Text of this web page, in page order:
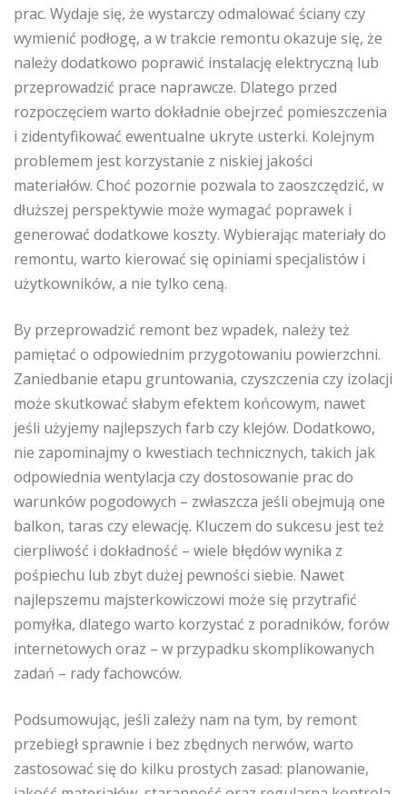
prac. Wydaje się, że wystarczy odmalować ściany czy
wymienić podłogę, a w trakcie remontu okazuje się, że
należy dodatkowo poprawić instalację elektryczną lub
przeprowadzić prace naprawcze. Dlatego przed
rozpoczęciem warto dokładnie obejrzeć pomieszczenia
i zidentyfikować ewentualne ukryte usterki. Kolejnym
problemem jest korzystanie z niskiej jakości
materiałów. Choć pozornie pozwala to zaoszczędzić, w
dłuższej perspektywie może wymagać poprawek i
generować dodatkowe koszty. Wybierając materiały do
remontu, warto kierować się opiniami specjalistów i
użytkowników, a nie tylko ceną.
By przeprowadzić remont bez wpadek, należy też
pamiętać o odpowiednim przygotowaniu powierzchni.
Zaniedbanie etapu gruntowania, czyszczenia czy izolacji
może skutkować słabym efektem końcowym, nawet
jeśli użyjemy najlepszych farb czy klejów. Dodatkowo,
nie zapominajmy o kwestiach technicznych, takich jak
odpowiednia wentylacja czy dostosowanie prac do
warunków pogodowych – zwłaszcza jeśli obejmują one
balkon, taras czy elewację. Kluczem do sukcesu jest też
cierpliwość i dokładność – wiele błędów wynika z
pośpiechu lub zbyt dużej pewności siebie. Nawet
najlepszemu majsterkowiczowi może się przytrafić
pomyłka, dlatego warto korzystać z poradników, forów
internetowych oraz – w przypadku skomplikowanych
zadań – rady fachowców.
Podsumowując, jeśli zależy nam na tym, by remont
przebiegł sprawnie i bez zbędnych nerwów, warto
zastosować się do kilku prostych zasad: planowanie,